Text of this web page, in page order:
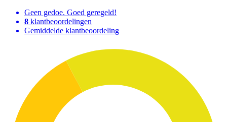
Geen gedoe. Goed geregeld!
8 klantbeoordelingen
Gemiddelde klantbeoordeling